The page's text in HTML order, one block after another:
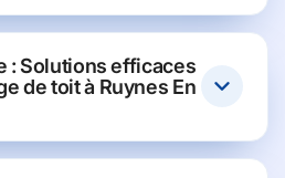
: Solutions efficaces
de toit à Ruynes En